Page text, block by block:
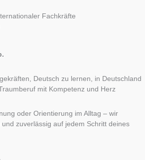
Fachkräfte
Deutsch zu lernen, in Deutschland
mit Kompetenz und Herz
oder Orientierung im Alltag – wir
zuverlässig auf jedem Schritt deines